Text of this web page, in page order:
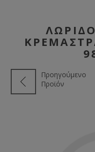
Προηγούμενο
Προϊόν